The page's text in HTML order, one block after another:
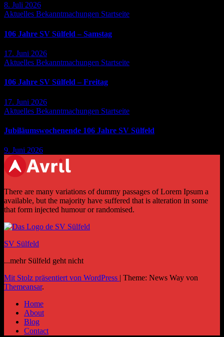
8. Juli 2026
Aktuelles Bekanntmachungen Startseite
106 Jahre SV Sülfeld – Samstag
17. Juni 2026
Aktuelles Bekanntmachungen Startseite
106 Jahre SV Sülfeld – Freitag
17. Juni 2026
Aktuelles Bekanntmachungen Startseite
Jubiläumswochenende 106 Jahre SV Sülfeld
9. Juni 2026
There are many variations of dummy passages of Lorem Ipsum a
available, but the majority have suffered that is alteration in some
that form injected humour or randomised.
SV Sülfeld
...mehr Sülfeld geht nicht
Mit Stolz präsentiert von WordPress | Theme: News Way von
Themeansar.
Home
About
Blog
Contact